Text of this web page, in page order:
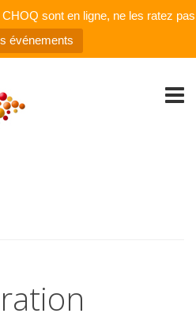
sont en ligne, ne les ratez pas
événements